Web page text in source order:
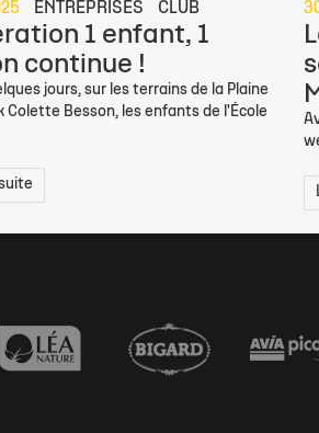
ENTREPRISES CLUB
1 enfant, 1
continue !
jours, sur les terrains de la Plaine
Colette Besson, les enfants de l'École